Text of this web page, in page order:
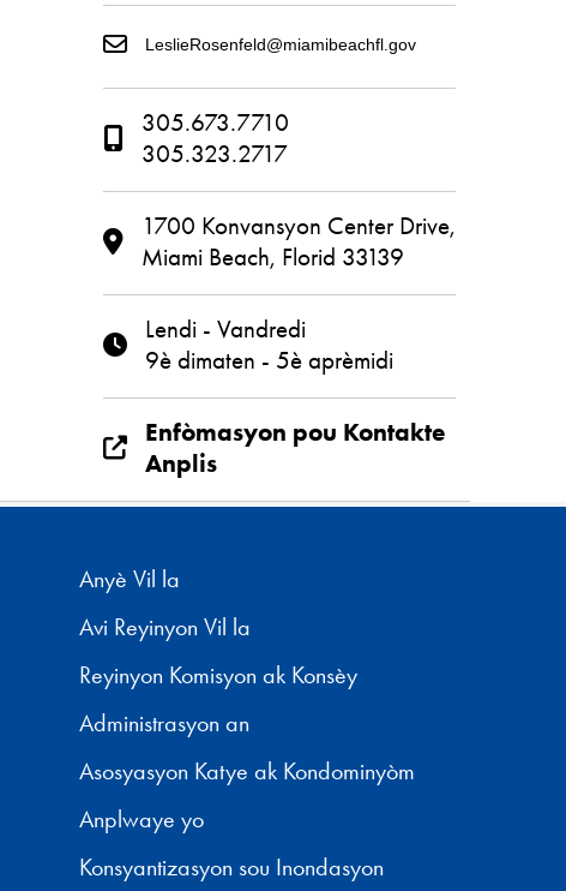
LeslieRosenfeld@miamibeachfl.gov
305.673.7710
305.323.2717
1700 Konvansyon Center Drive,
Miami Beach, Florid 33139
Lendi - Vandredi
9è dimaten - 5è aprèmidi
Enfòmasyon pou Kontakte
Anplis
Anyè Vil la
Avi Reyinyon Vil la
Reyinyon Komisyon ak Konsèy
Administrasyon an
Asosyasyon Katye ak Kondominyòm
Anplwaye yo
Konsyantizasyon sou Inondasyon